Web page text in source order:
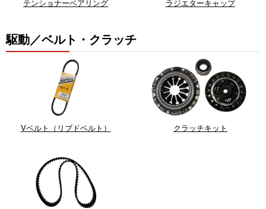
テンショナーベアリング ラジエターキャップ
駆動／ベルト・クラッチ
Vベルト（リブドベルト） クラッチキット